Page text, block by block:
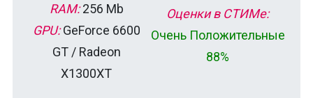
RAM:256 Mb
GPU:GeForce 6600
GT / Radeon
X1300XT
Оценки в СТИМе:
Очень Положительные
88%